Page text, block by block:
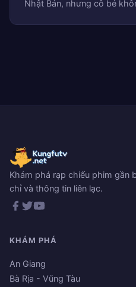
Nhật Bản, nhưng cô bé
Khám phá rạp chiếu phim gần
chỉ và thông tin liên lạc.
KHÁM PHÁ
An Giang
Bà Rịa - Vũng Tàu